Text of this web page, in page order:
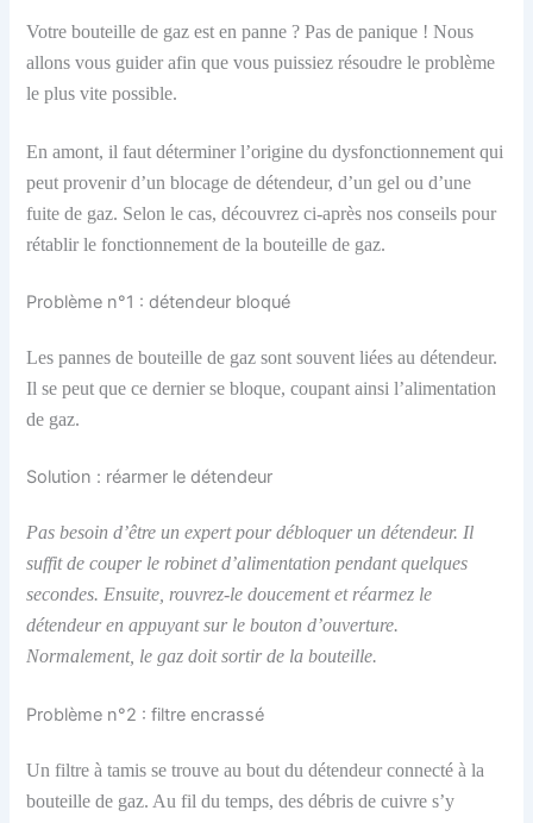
Votre bouteille de gaz est en panne ? Pas de panique ! Nous
allons vous guider afin que vous puissiez résoudre le problème
le plus vite possible.
En amont, il faut déterminer l’origine du dysfonctionnement qui
peut provenir d’un blocage de détendeur, d’un gel ou d’une
fuite de gaz. Selon le cas, découvrez ci-après nos conseils pour
rétablir le fonctionnement de la bouteille de gaz.
Problème n°1 : détendeur bloqué
Les pannes de bouteille de gaz sont souvent liées au détendeur.
Il se peut que ce dernier se bloque, coupant ainsi l’alimentation
de gaz.
Solution : réarmer le détendeur
Pas besoin d’être un expert pour débloquer un détendeur. Il
suffit de couper le robinet d’alimentation pendant quelques
secondes. Ensuite, rouvrez-le doucement et réarmez le
détendeur en appuyant sur le bouton d’ouverture.
Normalement, le gaz doit sortir de la bouteille.
Problème n°2 : filtre encrassé
Un filtre à tamis se trouve au bout du détendeur connecté à la
bouteille de gaz. Au fil du temps, des débris de cuivre s’y